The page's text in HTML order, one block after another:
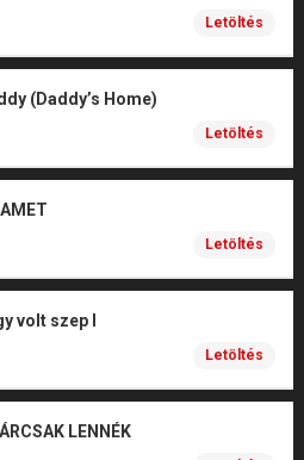
Letöltés
(Daddy’s Home)
Letöltés
Letöltés
volt szep I
Letöltés
LENNÉK